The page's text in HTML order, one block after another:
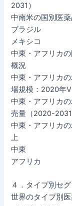
2031）
中南米の国別医
ブラジル
メキシコ
中東・アフリカ
概況
中東・アフリカ
場規模：2020年
中東・アフリカ
売量（2020-2031
中東・アフリカ
上
中東
アフリカ
４．タイプ別セ
世界のタイプ別